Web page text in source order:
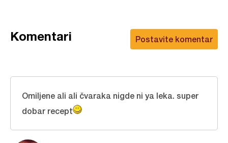
Postavite komentar
Komentari
Omiljene ali ali čvaraka nigde ni ya leka. super
dobar recept